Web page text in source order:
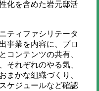
化を含めた岩元邸活
ティファシリテータ
事業を内容に、プロ
コンテンツの共有、
それぞれのやる気、
まかな組織づくり、
ケジュールなど確認